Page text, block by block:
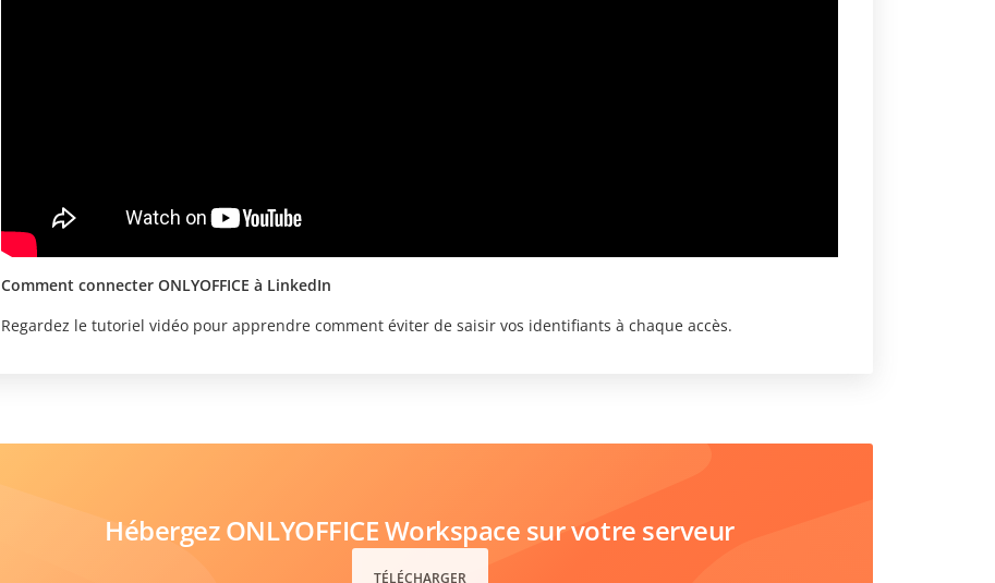
Comment connecter ONLYOFFICE à LinkedIn
Regardez le tutoriel vidéo pour apprendre comment éviter de saisir vos identifiants à chaque accès.
Hébergez ONLYOFFICE Workspace sur votre serveur
TÉLÉCHARGER